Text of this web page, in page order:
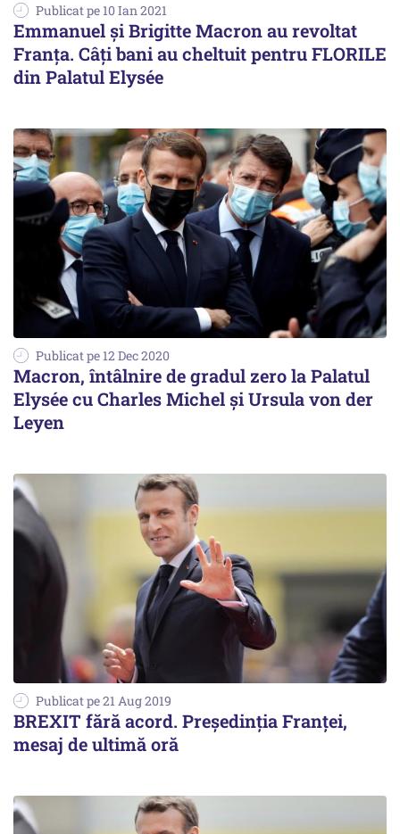
Publicat pe 10 Ian 2021
Emmanuel și Brigitte Macron au revoltat
Franța. Câți bani au cheltuit pentru FLORILE
din Palatul Elysée
Publicat pe 12 Dec 2020
Macron, întâlnire de gradul zero la Palatul
Elysée cu Charles Michel şi Ursula von der
Leyen
Publicat pe 21 Aug 2019
BREXIT fără acord. Preşedinţia Franţei,
mesaj de ultimă oră